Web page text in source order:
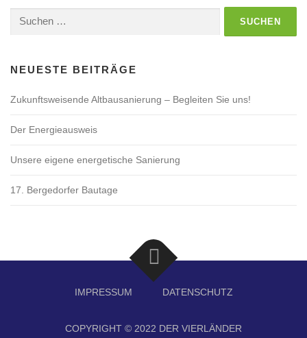
nach:
NEUESTE BEITRÄGE
Zukunftsweisende Altbausanierung – Begleiten Sie uns!
Der Energieausweis
Unsere eigene energetische Sanierung
17. Bergedorfer Bautage
IMPRESSUM DATENSCHUTZ
COPYRIGHT © 2022 DER VIERLÄNDER